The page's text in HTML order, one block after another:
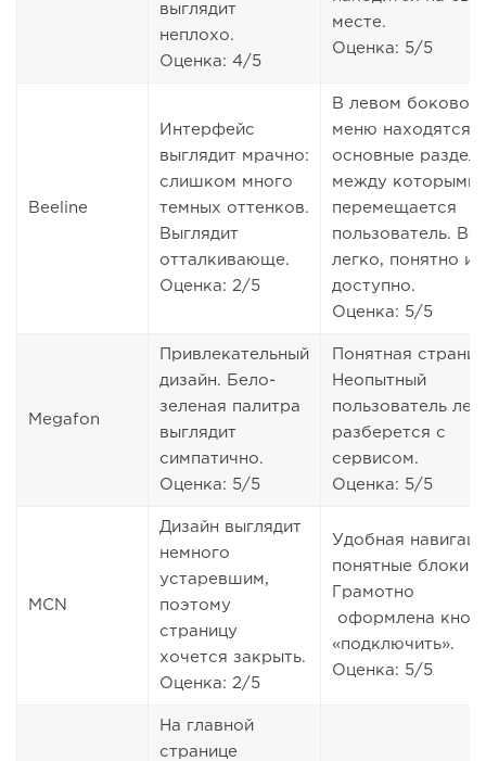
выглядит
неплохо.
Оценка: 4/5
месте.
Оценка: 5/5
Beeline
Интерфейс
выглядит мрачно:
слишком много
темных оттенков.
Выглядит
отталкивающе.
Оценка: 2/5
В левом боковом
меню находятся
основные
между которыми
перемещается
пользователь.
легко, понятно и
доступно.
Оценка: 5/5
Megafon
Привлекательный
дизайн. Бело-
зеленая палитра
выглядит
симпатично.
Оценка: 5/5
Понятная
Неопытный
пользователь
разберется с
сервисом.
Оценка: 5/5
MCN
Дизайн выглядит
немного
устаревшим,
поэтому
страницу
хочется закрыть.
Оценка: 2/5
Удобная
понятные блоки.
Грамотно
оформлена
«подключить».
Оценка: 5/5
На главной
странице